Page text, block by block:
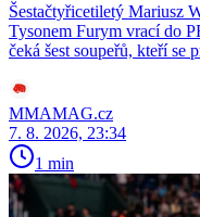
Šestačtyřicetiletý Mariusz
Tysonem Furym vrací do
čeká šest soupeřů, kteří se
MMAMAG.cz
7. 8. 2026, 23:34
1 min